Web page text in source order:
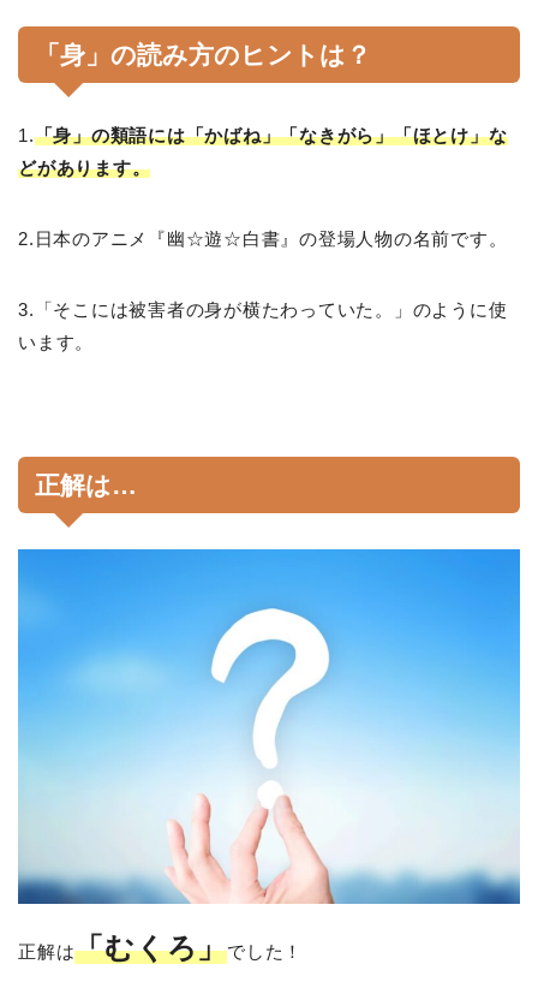
「身」の読み方のヒントは？
1.「身」の類語には「かばね」「なきがら」「ほとけ」な
どがあります。
2.日本のアニメ『幽☆遊☆白書』の登場人物の名前です。
3.「そこには被害者の身が横たわっていた。」のように使
います。
正解は…
正解は「むくろ」でした！